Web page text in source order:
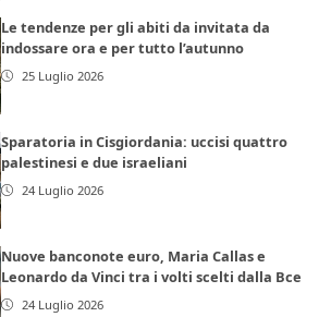
Le tendenze per gli abiti da invitata da
indossare ora e per tutto l’autunno
25 Luglio 2026
Sparatoria in Cisgiordania: uccisi quattro
palestinesi e due israeliani
24 Luglio 2026
Nuove banconote euro, Maria Callas e
Leonardo da Vinci tra i volti scelti dalla Bce
24 Luglio 2026